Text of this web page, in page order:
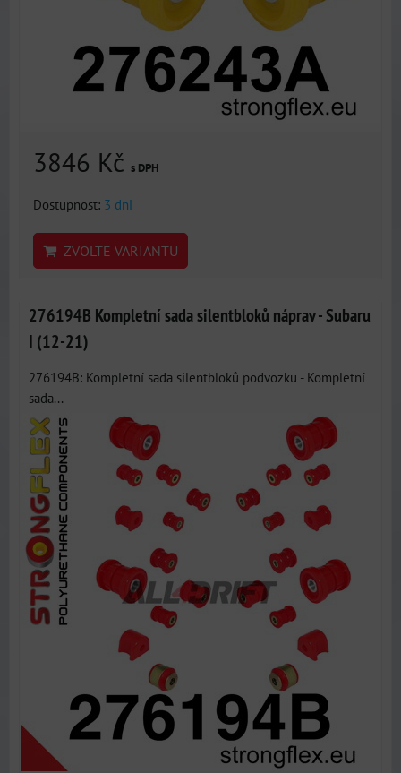
3846 Kč s DPH
Dostupnost: 3 dni
ZVOLTE VARIANTU
276194B Kompletní sada silentbloků náprav - Subaru
I (12-21)
276194B: Kompletní sada silentbloků podvozku - Kompletní
sada...